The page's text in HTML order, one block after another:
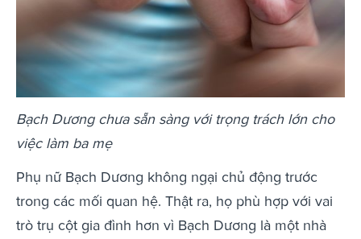
Bạch Dương chưa sẵn sàng với trọng trách lớn cho
việc làm ba mẹ
Phụ nữ Bạch Dương không ngại chủ động trước
trong các mối quan hệ. Thật ra, họ phù hợp với vai
trò trụ cột gia đình hơn vì Bạch Dương là một nhà